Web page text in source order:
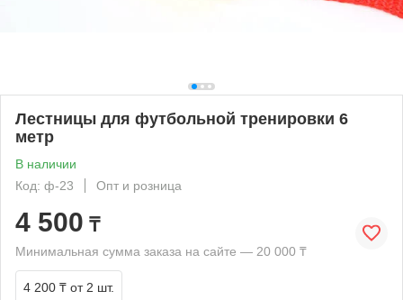
Лестницы для футбольной тренировки 6
метр
В наличии
Код: ф-23
Опт и розница
4 500 ₸
Минимальная сумма заказа на сайте — 20 000 ₸
4 200 ₸ от 2 шт.